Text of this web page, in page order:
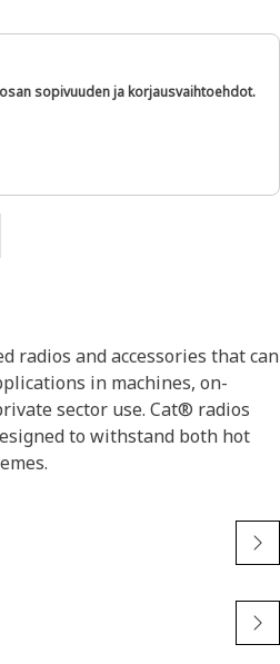
sopivuuden ja korjausvaihtoehdot.
in machines, on-
sector use. Cat® radios
to withstand both hot